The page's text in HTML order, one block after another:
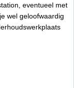
eventueel met
wel geloofwaardig